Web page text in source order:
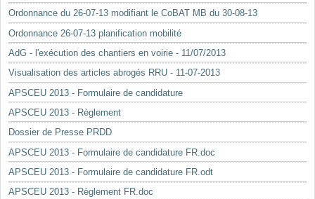
Ordonnance du 26-07-13 modifiant le CoBAT MB du 30-08-13
Ordonnance 26-07-13 planification mobilité
AdG - l'exécution des chantiers en voirie - 11/07/2013
Visualisation des articles abrogés RRU - 11-07-2013
APSCEU 2013 - Formulaire de candidature
APSCEU 2013 - Règlement
Dossier de Presse PRDD
APSCEU 2013 - Formulaire de candidature FR.doc
APSCEU 2013 - Formulaire de candidature FR.odt
APSCEU 2013 - Règlement FR.doc